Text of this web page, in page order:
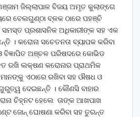
ଜିଲ୍ଲାପାଳ ବିଜୟ ଅମୃତ କୁଲାଙ୍ଗେ
ବେଲଗୁଣ୍ଠା ବ୍ଳକ ଠାରେ ପହଞ୍ଚି
ସମସ୍ତ ପ୍ରଶାସନିକ ଅଧିକାରୀଙ୍କ ସହ ଏକ
। କରୋନା ସଚେତନତା ବ୍ୟାପକ କରିବା
ବିଜ୍ଞାପିତ ଅଞ୍ଚଳ ପରିଷଦରେ କୋଭିଡ
ରଖି ଲକ୍ଷଣ କରୋନାର ପ୍ରାଥମିକ
ଏଠାରେ ରଖିବା ସହ ଔଷଧ ଓ
ଦେଇଛନ୍ତି । କୌଣସି ବାହାର
ଚିହ୍ନଟ ହେଲେ ତାଙ୍କ ଆଖପାଖ
ଜୋନ୍ ଘୋଷଣା କରିବା ସହ ତୁରନ୍ତ